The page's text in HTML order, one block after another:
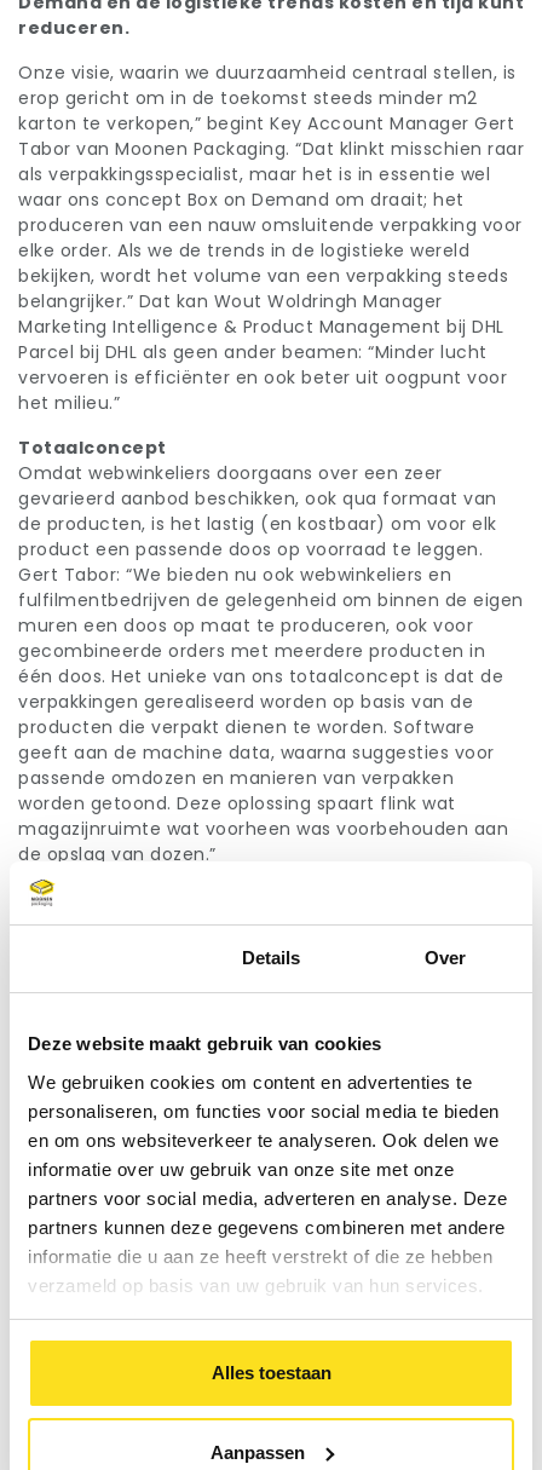
Details Over
Deze website maakt gebruik van cookies
We gebruiken cookies om content en advertenties te
personaliseren, om functies voor social media te bieden
en om ons websiteverkeer te analyseren. Ook delen we
informatie over uw gebruik van onze site met onze
partners voor social media, adverteren en analyse. Deze
partners kunnen deze gegevens combineren met andere
informatie die u aan ze heeft verstrekt of die ze hebben
verzameld op basis van uw gebruik van hun services.
Alles toestaan
Aanpassen
reduceren.
Onze visie, waarin we duurzaamheid centraal stellen, is
erop gericht om in de toekomst steeds minder m2
karton te verkopen,” begint Key Account Manager Gert
Tabor van Moonen Packaging. “Dat klinkt misschien raar
als verpakkingsspecialist, maar het is in essentie wel
waar ons concept Box on Demand om draait; het
produceren van een nauw omsluitende verpakking voor
elke order. Als we de trends in de logistieke wereld
bekijken, wordt het volume van een verpakking steeds
belangrijker.” Dat kan Wout Woldringh Manager
Marketing Intelligence & Product Management bij DHL
Parcel bij DHL als geen ander beamen: “Minder lucht
vervoeren is efficiënter en ook beter uit oogpunt voor
het milieu.”
Totaalconcept
Omdat webwinkeliers doorgaans over een zeer
gevarieerd aanbod beschikken, ook qua formaat van
de producten, is het lastig (en kostbaar) om voor elk
product een passende doos op voorraad te leggen.
Gert Tabor: “We bieden nu ook webwinkeliers en
fulfilmentbedrijven de gelegenheid om binnen de eigen
muren een doos op maat te produceren, ook voor
gecombineerde orders met meerdere producten in
één doos. Het unieke van ons totaalconcept is dat de
verpakkingen gerealiseerd worden op basis van de
producten die verpakt dienen te worden. Software
geeft aan de machine data, waarna suggesties voor
passende omdozen en manieren van verpakken
worden getoond. Deze oplossing spaart flink wat
magazijnruimte wat voorheen was voorbehouden aan
de opslag van dozen.”
Volledig emissievrij
De Box on Demand oplossing bespaart niet alleen op
volume maar reduceert ook de kans op schade aan
slechts één aspect van een duurzaam verzendproces.
Ook de aflevering zal duurzaam moeten gebeuren.
“Transport is een heel belangrijk element voor zowel de
verzender als de ontvanger,” zegt Wout Woldringh.
“Heel veel bedrijven kunnen inmiddels een pakket van A
naar B vervoeren, maar diezelfde route volledig
duurzaam afleggen is een vak apart en gaat over
ontzettend veel aspecten. Zo zal je feitelijk een 100%
score moeten halen bij de eerste afleverpoging, zal de
last mile duurzaam moeten verlopen, maar ook de
distributie daarvoor; vanaf de verzender naar het
als het internationale zendingen betreffen. DHL heeft
daarin een ambitie uitgesproken om tegen 2050
ambitie, weet ook Ewout Blauw van DHL. “De last mile